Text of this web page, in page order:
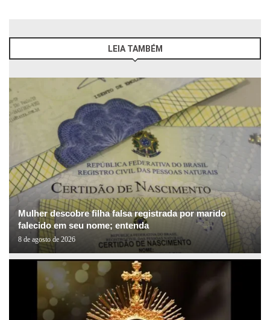
LEIA TAMBÉM
Mulher descobre filha falsa registrada por marido
falecido em seu nome; entenda
8 de agosto de 2026